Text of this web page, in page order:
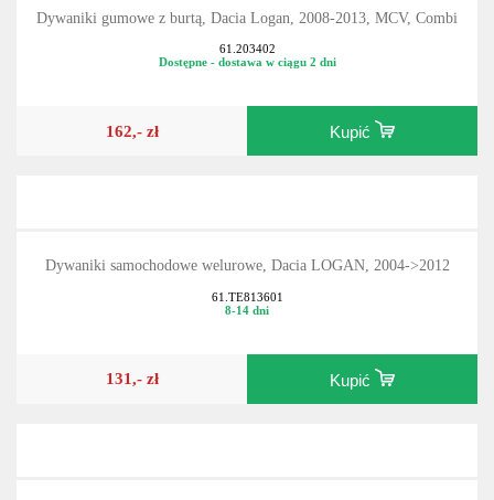
Dywaniki gumowe z burtą, Dacia Logan, 2008-2013, MCV, Combi
61.203402
Dostępne - dostawa w ciągu 2 dni
162,- zł Kupić
Dywaniki samochodowe welurowe, Dacia LOGAN, 2004->2012
61.TE813601
8-14 dni
131,- zł Kupić